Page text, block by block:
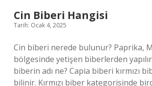
Cin Biberi Hangisi
Tarih: Ocak 4, 2025
Cin biberi nerede bulunur? Paprika,
bölgesinde yetişen biberlerden yapılır.
biberin adı ne? Capia biberi kırmızı
bilinir. Kırmızı biber kategorisinde